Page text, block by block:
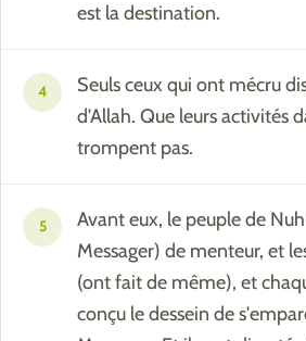
est la destination.
4
Seuls ceux qui ont mécru
d'Allah. Que leurs activités
trompent pas.
5
Avant eux, le peuple de
Messager) de menteur, et
(ont fait de même), et
conçu le dessein de